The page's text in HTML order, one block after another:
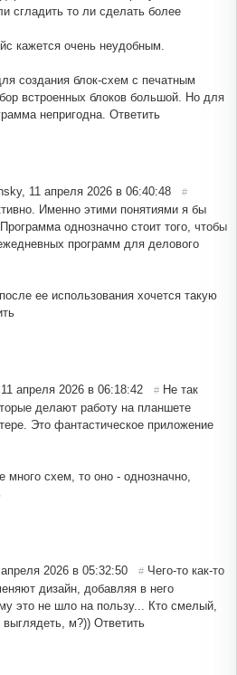
сгладить то ли сделать более
кажется очень неудобным.
создания блок-схем с печатным
встроенных блоков большой. Но для
непригодна. Ответить
, 11 апреля 2026 в 06:40:48 #
Именно этими понятиями я бы
однозначно стоит того, чтобы
программ для делового
ее использования хочется такую
11 апреля 2026 в 06:18:42 # Не так
делают работу на планшете
Это фантастическое приложение
много схем, то оно - однозначно,
апреля 2026 в 05:32:50 # Чего-то как-то
дизайн, добавляя в него
это не шло на пользу... Кто смелый,
выглядеть, м?)) Ответить